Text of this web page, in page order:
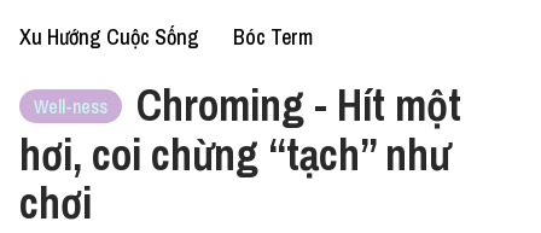
Xu Hướng Cuộc Sống Bóc Term
Well-ness
Chroming - Hít một
hơi, coi chừng “tạch” như
chơi